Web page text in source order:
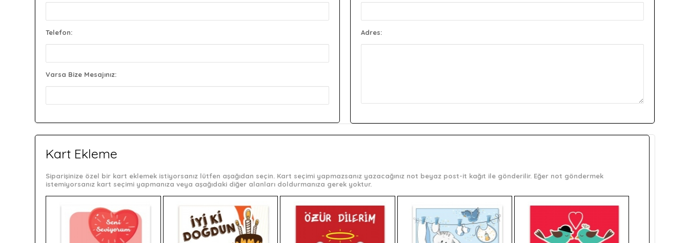
Telefon:
Varsa Bize Mesajınız:
Adres:
Kart Ekleme
Siparişinize özel bir kart eklemek istiyorsanız lütfen aşağıdan seçin. Kart seçimi yapmazsanız yazacağınız not beyaz post-it kağıt ile gönderilir. Eğer not göndermek
istemiyorsanız kart seçimi yapmanıza veya aşağıdaki diğer alanları doldurmanıza gerek yoktur.